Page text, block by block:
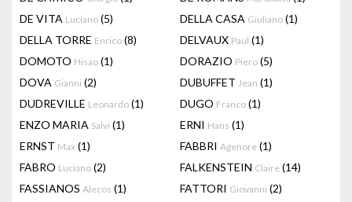
DE VITA Luciano (5) DELLA CASA Giuliano (1)
DELLA TORRE Enrico (8) DELVAUX Paul (1)
DOMOTO Hisao (1) DORAZIO Piero (5)
DOVA Gianni (2) DUBUFFET Jean (1)
DUDREVILLE Leonardo (1) DUGO Franco (1)
ENZO MARIA Salvi (1) ERNI Hans (1)
ERNST Max (1) FABBRI Agenore (1)
FABRO Luciano (2) FALKENSTEIN Claire (14)
FASSIANOS Alecos (1) FATTORI Giovanni (2)